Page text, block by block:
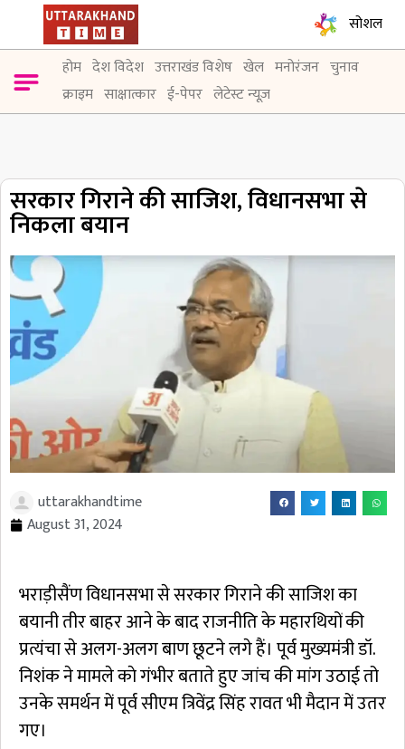
सोशल
होम देश विदेश उत्तराखंड विशेष खेल मनोरंजन चुनाव
क्राइम साक्षात्कार ई-पेपर लेटेस्ट न्यूज़
सरकार गिराने की साजिश, विधानसभा से
निकला बयान
uttarakhandtime
August 31, 2024
भराड़ीसैंण विधानसभा से सरकार गिराने की साजिश का
बयानी तीर बाहर आने के बाद राजनीति के महारथियों की
प्रत्यंचा से अलग-अलग बाण छूटने लगे हैं। पूर्व मुख्यमंत्री डॉ.
निशंक ने मामले काे गंभीर बताते हुए जांच की मांग उठाई तो
उनके समर्थन में पूर्व सीएम त्रिवेंद्र सिंह रावत भी मैदान में उतर
गए।